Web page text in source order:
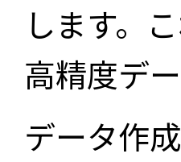
します。
高精度デ
データ作